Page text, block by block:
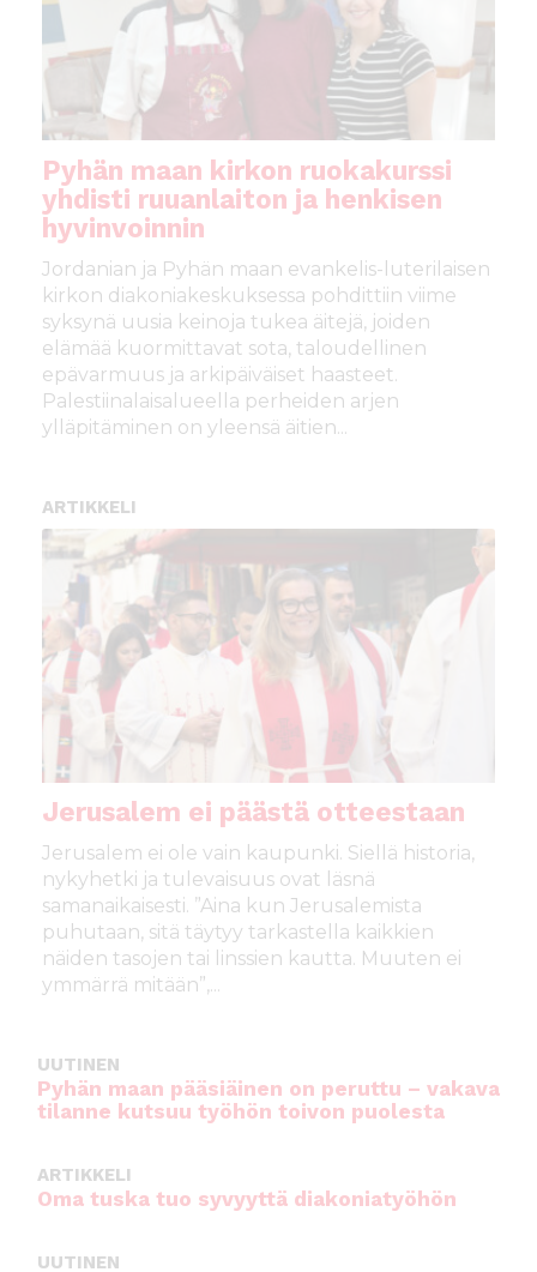
Pyhän maan kirkon ruokakurssi
yhdisti ruuanlaiton ja henkisen
hyvinvoinnin
Jordanian ja Pyhän maan evankelis-luterilaisen
kirkon diakoniakeskuksessa pohdittiin viime
syksynä uusia keinoja tukea äitejä, joiden
elämää kuormittavat sota, taloudellinen
epävarmuus ja arkipäiväiset haasteet.
Palestiinalaisalueella perheiden arjen
ylläpitäminen on yleensä äitien...
ARTIKKELI
Jerusalem ei päästä otteestaan
Jerusalem ei ole vain kaupunki. Siellä historia,
nykyhetki ja tulevaisuus ovat läsnä
samanaikaisesti. ”Aina kun Jerusalemista
puhutaan, sitä täytyy tarkastella kaikkien
näiden tasojen tai linssien kautta. Muuten ei
ymmärrä mitään”,...
UUTINEN
Pyhän maan pääsiäinen on peruttu – vakava
tilanne kutsuu työhön toivon puolesta
ARTIKKELI
Oma tuska tuo syvyyttä diakoniatyöhön
UUTINEN